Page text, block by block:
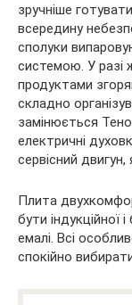
зручніше
всередину
сполуки
системою. У разі
продуктами
складно
замінюється
електричні
сервісний
Плита
бути індукційної
емалі. Всі
спокійно